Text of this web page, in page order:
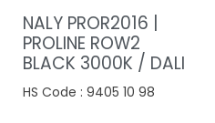
Nieuwe prijs
NALY PROR2016 |
PROLINE ROW2
BLACK 3000K / DALI
HS Code : 9405 10 98